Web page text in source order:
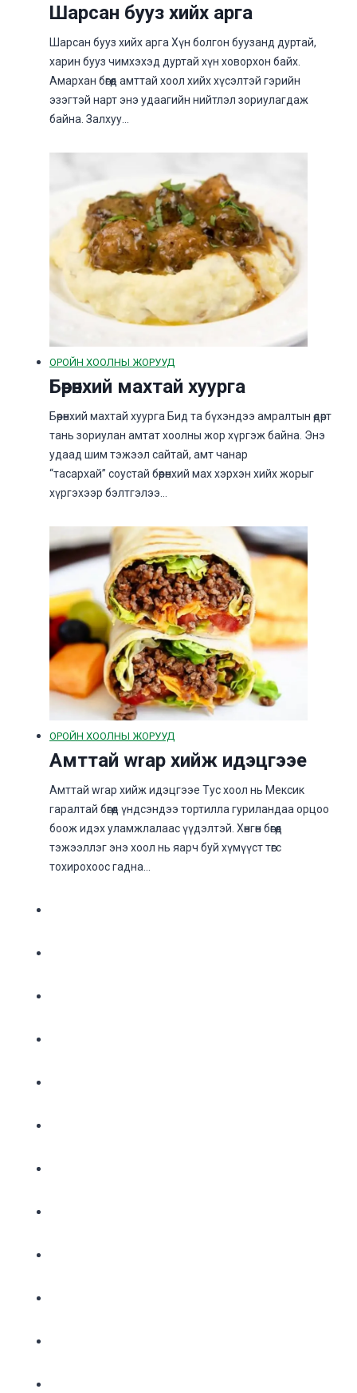
Шарсан бууз хийх арга
Шарсан бууз хийх арга Хүн болгон буузанд дуртай,
харин бууз чимхэхэд дуртай хүн ховорхон байх.
Амархан бөгөөд амттай хоол хийх хүсэлтэй гэрийн
эзэгтэй нарт энэ удаагийн нийтлэл зориулагдаж
байна. Залхуу…
ОРОЙН ХООЛНЫ ЖОРУУД
Бөөрөнхий махтай хуурга
Бөөрөнхий махтай хуурга Бид та бүхэндээ амралтын өдөрт
тань зориулан амтат хоолны жор хүргэж байна. Энэ
удаад шим тэжээл сайтай, амт чанар
“тасархай” соустай бөөрөнхий мах хэрхэн хийх жорыг
хүргэхээр бэлтгэлээ…
ОРОЙН ХООЛНЫ ЖОРУУД
Амттай wrap хийж идэцгээе
Амттай wrap хийж идэцгээе Тус хоол нь Мексик
гаралтай бөгөөд үндсэндээ тортилла гуриландаа орцоо
боож идэх уламжлалаас үүдэлтэй. Хөнгөн бөгөөд
тэжээллэг энэ хоол нь яарч буй хүмүүст төгс
тохирохоос гадна…